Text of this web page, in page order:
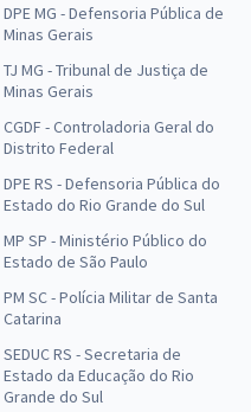
DPE MG - Defensoria Pública de
Minas Gerais
TJ MG - Tribunal de Justiça de
Minas Gerais
CGDF - Controladoria Geral do
Distrito Federal
DPE RS - Defensoria Pública do
Estado do Rio Grande do Sul
MP SP - Ministério Público do
Estado de São Paulo
PM SC - Polícia Militar de Santa
Catarina
SEDUC RS - Secretaria de
Estado da Educação do Rio
Grande do Sul